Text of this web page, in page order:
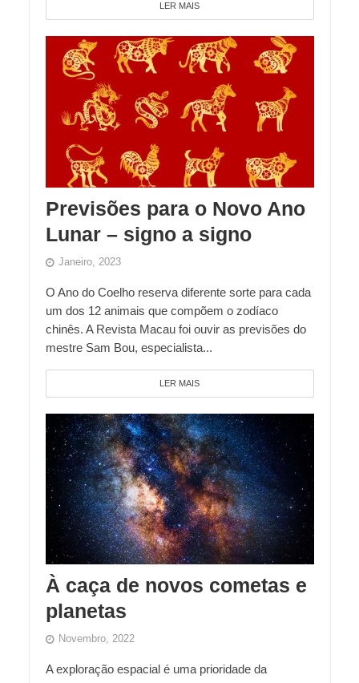
LER MAIS
Previsões para o Novo Ano
Lunar – signo a signo
Janeiro, 2023
O Ano do Coelho reserva diferente sorte para cada
um dos 12 animais que compõem o zodíaco
chinês. A Revista Macau foi ouvir as previsões do
mestre Sam Bou, especialista...
LER MAIS
À caça de novos cometas e
planetas
Novembro, 2022
A exploração espacial é uma prioridade da